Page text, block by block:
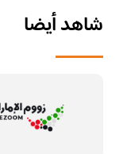
شاهد أيضا